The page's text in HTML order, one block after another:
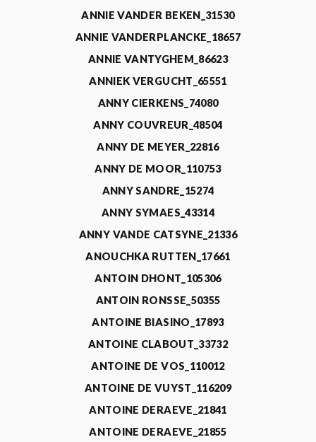
ANNIE VANDER BEKEN_31530
ANNIE VANDERPLANCKE_18657
ANNIE VANTYGHEM_86623
ANNIEK VERGUCHT_65551
ANNY CIERKENS_74080
ANNY COUVREUR_48504
ANNY DE MEYER_22816
ANNY DE MOOR_110753
ANNY SANDRE_15274
ANNY SYMAES_43314
ANNY VANDE CATSYNE_21336
ANOUCHKA RUTTEN_17661
ANTOIN DHONT_105306
ANTOIN RONSSE_50355
ANTOINE BIASINO_17893
ANTOINE CLABOUT_33732
ANTOINE DE VOS_110012
ANTOINE DE VUYST_116209
ANTOINE DERAEVE_21841
ANTOINE DERAEVE_21855